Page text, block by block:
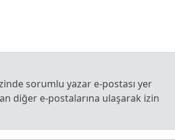
sorumlu yazar e-postası yer
diğer e-postalarına ulaşarak izin